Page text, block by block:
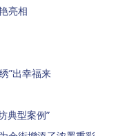
亮相
”出幸福来
典型案例”